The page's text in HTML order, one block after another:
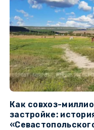
Как совхоз-
застройке: